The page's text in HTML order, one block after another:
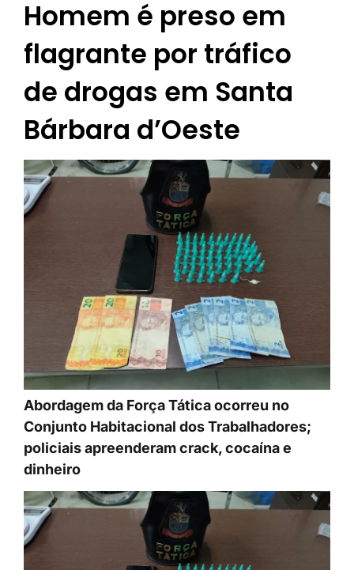
Homem é preso em
flagrante por tráfico
de drogas em Santa
Bárbara d’Oeste
Abordagem da Força Tática ocorreu no
Conjunto Habitacional dos Trabalhadores;
policiais apreenderam crack, cocaína e
dinheiro